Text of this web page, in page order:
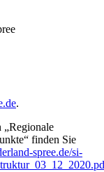
.
finden Sie
spree.de/si-